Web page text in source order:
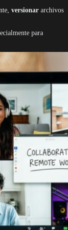
versionar archivos
para